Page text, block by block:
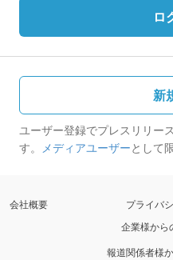
ロ
新
ユーザー登録でプレスリリー
す。 メディアユーザーとして
会社概要 プライバ
企業様から
報道関係者様